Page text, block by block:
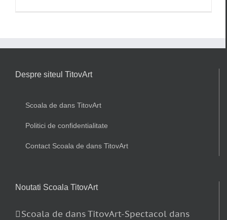
Despre siteul TitovArt
Scoala de dans TitovArt
Politici de confidentialitate
Contact Scoala de dans TitovArt
Noutati Scoala TitovArt
Scoala de dans TitovArt-Spectacol dans